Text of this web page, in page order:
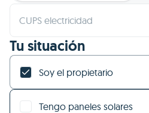
CUPS electricidad
Tu situación
Soy el propietario
Tengo paneles solares